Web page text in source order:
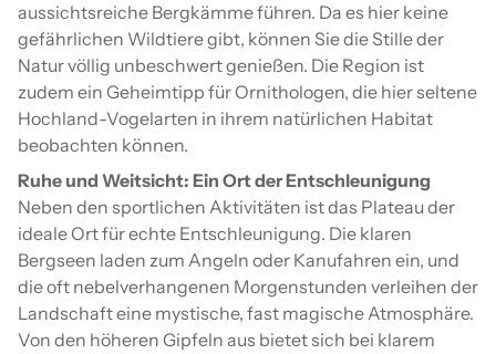
aussichtsreiche Bergkämme führen. Da es hier keine
gefährlichen Wildtiere gibt, können Sie die Stille der
Natur völlig unbeschwert genießen. Die Region ist
zudem ein Geheimtipp für Ornithologen, die hier seltene
Hochland-Vogelarten in ihrem natürlichen Habitat
beobachten können.
Ruhe und Weitsicht: Ein Ort der Entschleunigung
Neben den sportlichen Aktivitäten ist das Plateau der
ideale Ort für echte Entschleunigung. Die klaren
Bergseen laden zum Angeln oder Kanufahren ein, und
die oft nebelverhangenen Morgenstunden verleihen der
Landschaft eine mystische, fast magische Atmosphäre.
Von den höheren Gipfeln aus bietet sich bei klarem